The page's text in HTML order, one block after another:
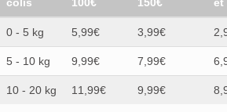
colis
100€
150€
et
0 - 5 kg 5,99€ 3,99€
5 - 10 kg 9,99€ 7,99€
10 - 20 kg 11,99€ 9,99€